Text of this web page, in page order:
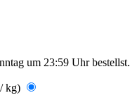
um 23:59 Uhrbestellst.
kg)